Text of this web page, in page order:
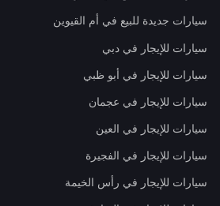
سيارات جديدة للبيع في أم القيوين
سيارات للإيجار في دبي
سيارات للإيجار في أبو ظبي
سيارات للإيجار في عجمان
سيارات للإيجار في العين
سيارات للإيجار في الفجيرة
سيارات للإيجار في رأس الخيمة